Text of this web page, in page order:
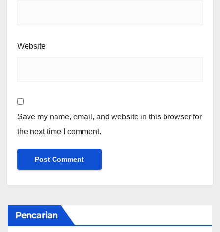
Website
Save my name, email, and website in this browser for
the next time I comment.
Pencarian